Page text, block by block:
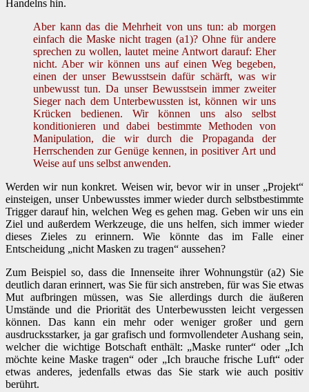
Handelns hin.
Aber kann das die Mehrheit von uns tun: ab morgen
einfach die Maske nicht tragen (a1)? Ohne für andere
sprechen zu wollen, lautet meine Antwort darauf: Eher
nicht. Aber wir können uns auf einen Weg begeben,
einen der unser Bewusstsein dafür schärft, was wir
unbewusst tun. Da unser Bewusstsein immer zweiter
Sieger nach dem Unterbewussten ist, können wir uns
Krücken bedienen. Wir können uns also selbst
konditionieren und dabei bestimmte Methoden von
Manipulation, die wir durch die Propaganda der
Herrschenden zur Genüge kennen, in positiver Art und
Weise auf uns selbst anwenden.
Werden wir nun konkret. Weisen wir, bevor wir in unser „Projekt“
einsteigen, unser Unbewusstes immer wieder durch selbstbestimmte
Trigger darauf hin, welchen Weg es gehen mag. Geben wir uns ein
Ziel und außerdem Werkzeuge, die uns helfen, sich immer wieder
dieses Zieles zu erinnern. Wie könnte das im Falle einer
Entscheidung „nicht Masken zu tragen“ aussehen?
Zum Beispiel so, dass die Innenseite ihrer Wohnungstür (a2) Sie
deutlich daran erinnert, was Sie für sich anstreben, für was Sie etwas
Mut aufbringen müssen, was Sie allerdings durch die äußeren
Umstände und die Priorität des Unterbewussten leicht vergessen
können. Das kann ein mehr oder weniger großer und gern
ausdrucksstarker, ja gar grafisch und formvollendeter Aushang sein,
welcher die wichtige Botschaft enthält: „Maske runter“ oder „Ich
möchte keine Maske tragen“ oder „Ich brauche frische Luft“ oder
etwas anderes, jedenfalls etwas das Sie stark wie auch positiv
berührt.